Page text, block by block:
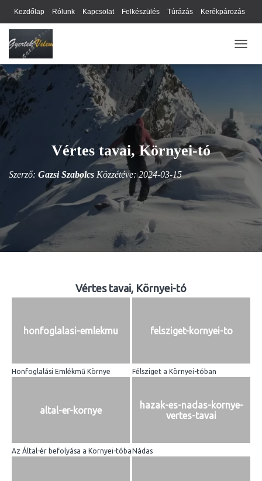
Kezdőlap Rólunk Kapcsolat Felkészülés Túrázás Kerékpározás
Webhely térkép
Vértes tavai, Környei-tó
Szerző: Gazsi Szabolcs Közzétéve:2024-03-15
Vértes tavai, Környei-tó
honfoglalasi-emlekmu
Honfoglalási Emlékmű Környe
felsziget-kornyei-to
Félsziget a Környei-tóban
altal-er-kornye
Az Által-ér befolyása a Környei-tóba
hazak-es-nadas-kornye-
vertes-tavai
Nádas